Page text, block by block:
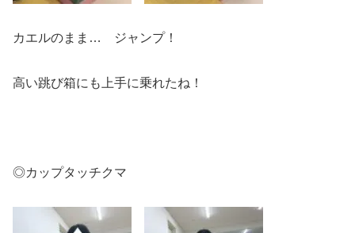
カエルのまま… ジャンプ！
高い跳び箱にも上手に乗れたね！
◎カップタッチクマ